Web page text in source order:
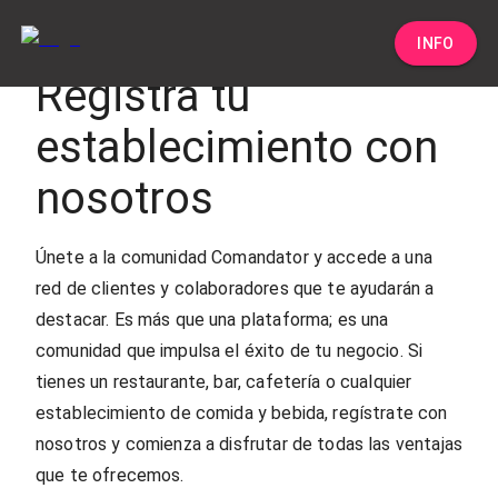
INFO
Registra tu
establecimiento con
nosotros
Únete a la comunidad Comandator y accede a una
red de clientes y colaboradores que te ayudarán a
destacar. Es más que una plataforma; es una
comunidad que impulsa el éxito de tu negocio. Si
tienes un restaurante, bar, cafetería o cualquier
establecimiento de comida y bebida, regístrate con
nosotros y comienza a disfrutar de todas las ventajas
que te ofrecemos.